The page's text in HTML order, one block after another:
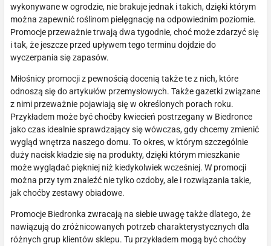
wykonywane w ogrodzie, nie brakuje jednak i takich, dzięki którym
można zapewnić roślinom pielęgnację na odpowiednim poziomie.
Promocje przeważnie trwają dwa tygodnie, choć może zdarzyć się
i tak, że jeszcze przed upływem tego terminu dojdzie do
wyczerpania się zapasów.
Miłośnicy promocji z pewnością docenią także te z nich, które
odnoszą się do artykułów przemysłowych. Także gazetki związane
z nimi przeważnie pojawiają się w określonych porach roku.
Przykładem może być choćby kwiecień postrzegany w Biedronce
jako czas idealnie sprawdzający się wówczas, gdy chcemy zmienić
wygląd wnętrza naszego domu. To okres, w którym szczególnie
duży nacisk kładzie się na produkty, dzięki którym mieszkanie
może wyglądać piękniej niż kiedykolwiek wcześniej. W promocji
można przy tym znaleźć nie tylko ozdoby, ale i rozwiązania takie,
jak choćby zestawy obiadowe.
Promocje Biedronka zwracają na siebie uwagę także dlatego, że
nawiązują do zróżnicowanych potrzeb charakterystycznych dla
różnych grup klientów sklepu. Tu przykładem mogą być choćby